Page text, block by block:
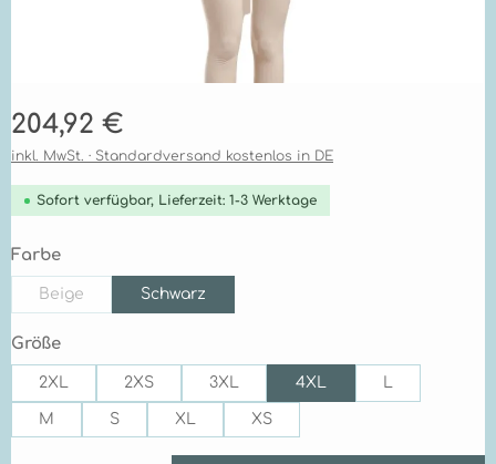
Regulärer Preis:
204,92 €
inkl. MwSt. · Standardversand kostenlos in DE
Sofort verfügbar, Lieferzeit: 1-3 Werktage
Farbeauswählen
Beige
(Diese Option ist zurzeit nicht verfügbar.)
Schwarz
Größeauswählen
2XL 2XS 3XL 4XL L
M S XL XS